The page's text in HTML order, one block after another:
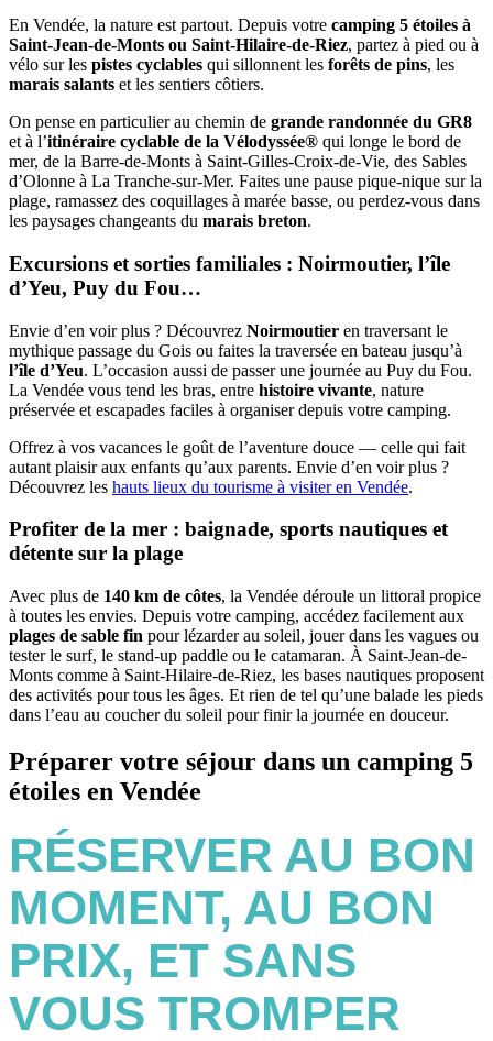
En Vendée, la nature est partout. Depuis votre camping 5 étoiles à
Saint-Jean-de-Monts ou Saint-Hilaire-de-Riez, partez à pied ou à
vélo sur les pistes cyclables qui sillonnent les forêts de pins, les
marais salants et les sentiers côtiers.
On pense en particulier au chemin de grande randonnée du GR8
et à l’itinéraire cyclable de la Vélodyssée® qui longe le bord de
mer, de la Barre-de-Monts à Saint-Gilles-Croix-de-Vie, des Sables
d’Olonne à La Tranche-sur-Mer. Faites une pause pique-nique sur la
plage, ramassez des coquillages à marée basse, ou perdez-vous dans
les paysages changeants du marais breton.
Excursions et sorties familiales : Noirmoutier, l’île
d’Yeu, Puy du Fou…
Envie d’en voir plus ? Découvrez Noirmoutier en traversant le
mythique passage du Gois ou faites la traversée en bateau jusqu’à
l’île d’Yeu. L’occasion aussi de passer une journée au Puy du Fou.
La Vendée vous tend les bras, entre histoire vivante, nature
préservée et escapades faciles à organiser depuis votre camping.
Offrez à vos vacances le goût de l’aventure douce — celle qui fait
autant plaisir aux enfants qu’aux parents. Envie d’en voir plus ?
Découvrez les hauts lieux du tourisme à visiter en Vendée.
Profiter de la mer : baignade, sports nautiques et
détente sur la plage
Avec plus de 140 km de côtes, la Vendée déroule un littoral propice
à toutes les envies. Depuis votre camping, accédez facilement aux
plages de sable fin pour lézarder au soleil, jouer dans les vagues ou
tester le surf, le stand-up paddle ou le catamaran. À Saint-Jean-de-
Monts comme à Saint-Hilaire-de-Riez, les bases nautiques proposent
des activités pour tous les âges. Et rien de tel qu’une balade les pieds
dans l’eau au coucher du soleil pour finir la journée en douceur.
Préparer votre séjour dans un camping 5
étoiles en Vendée
RÉSERVER AU BON
MOMENT, AU BON
PRIX, ET SANS
VOUS TROMPER